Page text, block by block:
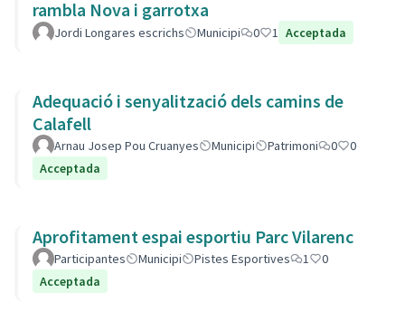
rambla Nova i garrotxa
Jordi Longares escrichs Municipi 0 1 Acceptada
Adequació i senyalització dels camins de
Calafell
Arnau Josep Pou Cruanyes Municipi Patrimoni 0
0
Acceptada
Aprofitament espai esportiu Parc Vilarenc
Participantes Municipi Pistes Esportives 1
0
Acceptada